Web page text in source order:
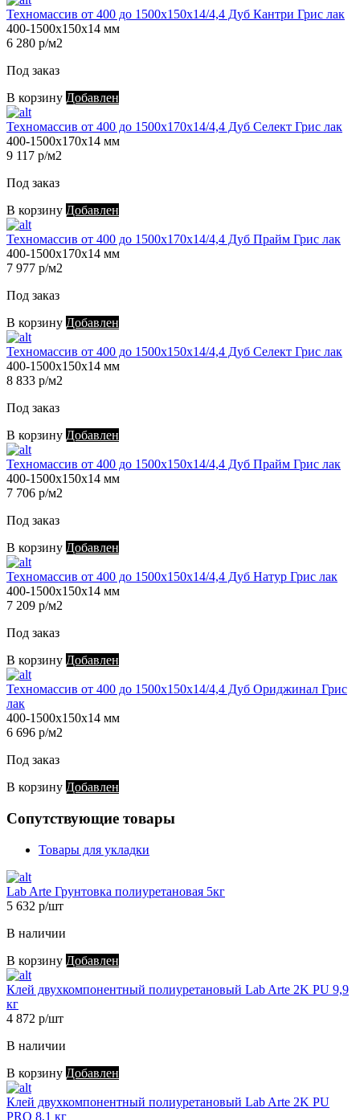
Техномассив от 400 до 1500х150х14/4,4 Дуб Кантри Грис лак
400-1500х150х14 мм
6 280 р/м2
Под заказ
В корзину Добавлен
Техномассив от 400 до 1500х170х14/4,4 Дуб Селект Грис лак
400-1500х170х14 мм
9 117 р/м2
Под заказ
В корзину Добавлен
Техномассив от 400 до 1500х170х14/4,4 Дуб Прайм Грис лак
400-1500х170х14 мм
7 977 р/м2
Под заказ
В корзину Добавлен
Техномассив от 400 до 1500х150х14/4,4 Дуб Селект Грис лак
400-1500х150х14 мм
8 833 р/м2
Под заказ
В корзину Добавлен
Техномассив от 400 до 1500х150х14/4,4 Дуб Прайм Грис лак
400-1500х150х14 мм
7 706 р/м2
Под заказ
В корзину Добавлен
Техномассив от 400 до 1500х150х14/4,4 Дуб Натур Грис лак
400-1500х150х14 мм
7 209 р/м2
Под заказ
В корзину Добавлен
Техномассив от 400 до 1500х150х14/4,4 Дуб Ориджинал Грис
лак
400-1500х150х14 мм
6 696 р/м2
Под заказ
В корзину Добавлен
Сопутствующие товары
Товары для укладки
Lab Arte Грунтовка полиуретановая 5кг
5 632 р/шт
В наличии
В корзину Добавлен
Клей двухкомпонентный полиуретановый Lab Arte 2K PU 9,9
кг
4 872 р/шт
В наличии
В корзину Добавлен
Клей двухкомпонентный полиуретановый Lab Arte 2K PU
PRO 8,1 кг